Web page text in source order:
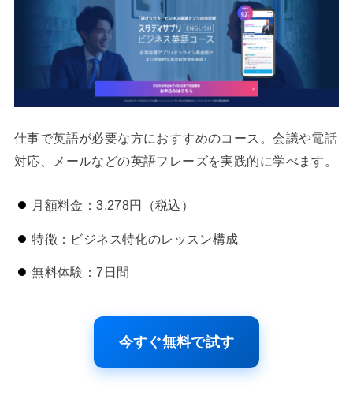
仕事で英語が必要な方におすすめのコース。会議や電話
対応、メールなどの英語フレーズを実践的に学べます。
月額料金：3,278円（税込）
特徴：ビジネス特化のレッスン構成
無料体験：7日間
今すぐ無料で試す